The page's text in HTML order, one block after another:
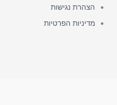
הצהרת נגישות
מדיניות הפרטיות